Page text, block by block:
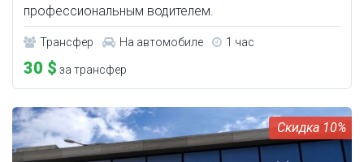
профессиональным водителем.
Трансфер На автомобиле 1 час
30 $ за трансфер
10%